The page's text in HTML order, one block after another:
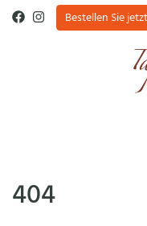
Bestellen Sie
404